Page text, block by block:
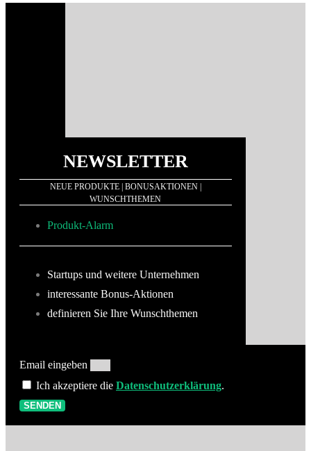
NEWSLETTER
NEUE PRODUKTE | BONUSAKTIONEN |
WUNSCHTHEMEN
Produkt-Alarm
Startups und weitere Unternehmen
interessante Bonus-Aktionen
definieren Sie Ihre Wunschthemen
Email eingeben
Ich akzeptiere die Datenschutzerklärung.
SENDEN